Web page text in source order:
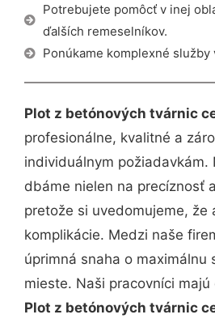
Potrebujete pomôcť v inej
ďalších remeselníkov.
Ponúkame komplexné
Plot z betónových tvárnic
profesionálne, kvalitné a
individuálnym
dbáme nielen na precíznosť
pretože si uvedomujeme,
komplikácie. Medzi naše
úprimná snaha o
mieste. Naši pracovníci
Plot z betónových tvárnic